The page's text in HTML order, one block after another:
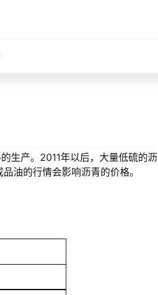
生产。2011年以后，大量低硫的沥
油的行情会影响沥青的价格。